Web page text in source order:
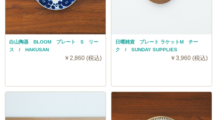
白山陶器 BLOOM プレート S リー
ス / HAKUSAN
￥2,860 (税込)
日曜雑貨 プレート ラケットM チー
ク / SUNDAY SUPPLIES
￥3,960 (税込)